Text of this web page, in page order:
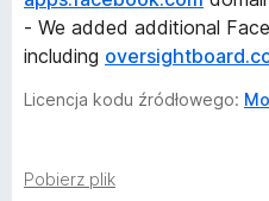
- We added additional
including
Licencja kodu źródłowego:
Pobierz plik